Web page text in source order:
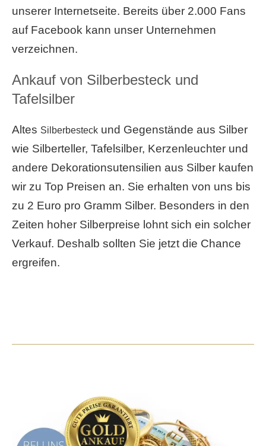
unserer Internetseite. Bereits über 2.000 Fans
auf Facebook kann unser Unternehmen
verzeichnen.
Ankauf von Silberbesteck und
Tafelsilber
Altes Silberbesteckund Gegenstände aus Silber
wie Silberteller, Tafelsilber, Kerzenleuchter und
andere Dekorationsutensilien aus Silber kaufen
wir zu Top Preisen an. Sie erhalten von uns bis
zu 2 Euro pro Gramm Silber. Besonders in den
Zeiten hoher Silberpreise lohnt sich ein solcher
Verkauf. Deshalb sollten Sie jetzt die Chance
ergreifen.